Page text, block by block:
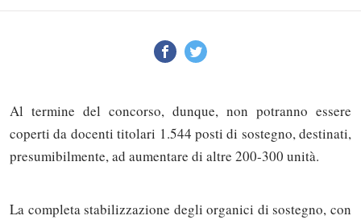
Al termine del concorso, dunque, non potranno essere
coperti da docenti titolari 1.544 posti di sostegno, destinati,
presumibilmente, ad aumentare di altre 200-300 unità.
La completa stabilizzazione degli organici di sostegno, con